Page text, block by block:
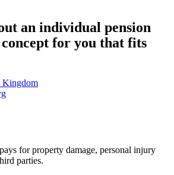
an individual pension
for you that fits
for property damage, personal injury
parties.